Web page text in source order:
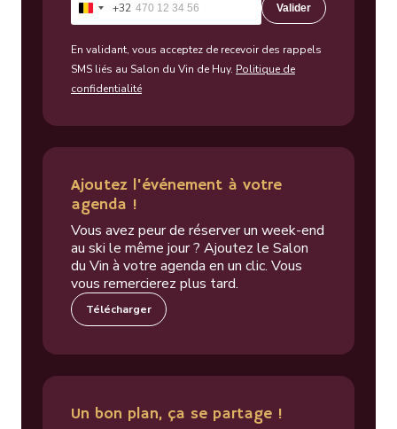
Belgique
+32 Valider
En validant, vous acceptez de recevoir des rappels
SMS liés au Salon du Vin de Huy. Politique de
confidentialité
Ajoutez l'événement à votre
agenda !
Vous avez peur de réserver un week-end
au ski le même jour ? Ajoutez le Salon
du Vin à votre agenda en un clic. Vous
vous remercierez plus tard.
Télécharger
Un bon plan, ça se partage !